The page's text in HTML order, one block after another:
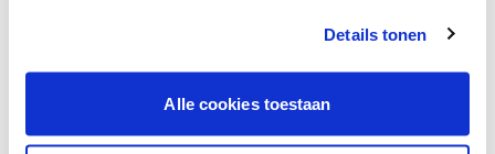
Details tonen
Alle cookies toestaan
Ga samen met de kleuradviseur door je